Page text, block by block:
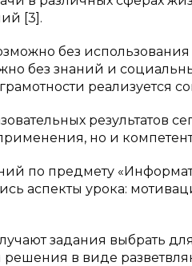
[3].
без
без знаний и
реализуется
результатов
но и
по предмету
аспекты урока:
задания выбрать
в виде